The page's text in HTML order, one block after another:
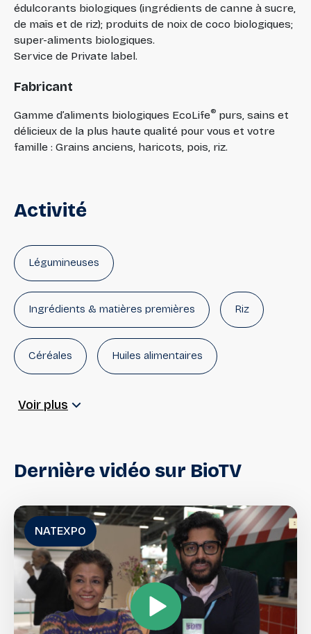
édulcorants biologiques (ingrédients de canne à sucre,
de maïs et de riz); produits de noix de coco biologiques;
super-aliments biologiques.
Service de Private label.
Fabricant
Gamme d’aliments biologiques EcoLife® purs, sains et
délicieux de la plus haute qualité pour vous et votre
famille : Grains anciens, haricots, pois, riz.
Activité
Légumineuses
Ingrédients & matières premières Riz
Céréales Huiles alimentaires
Épices, aides culinaires
Sucres, Édulcorants, Alternatives
Voir plus
Dernièrevidéo sur BioTV
NATEXPO